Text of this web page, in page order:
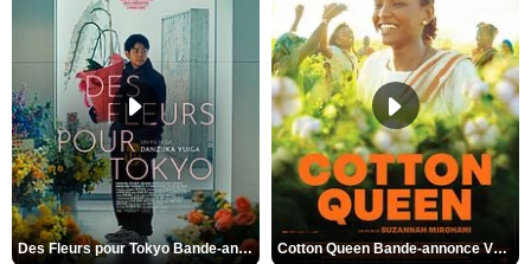
Des Fleurs pour Tokyo Bande-annonce VO STFR Cotton Queen Bande-annonce VO STFR